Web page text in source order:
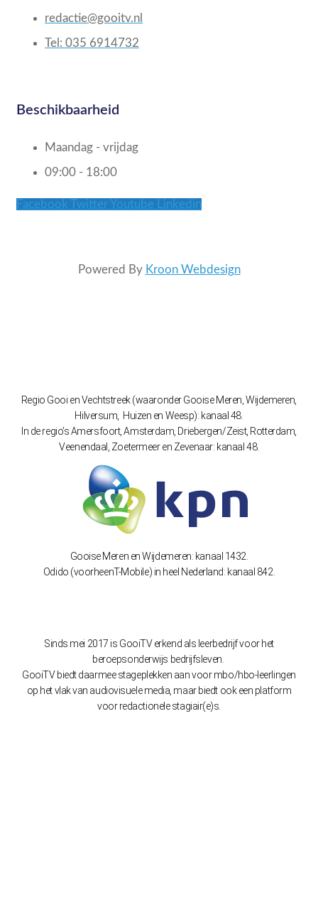
redactie@gooitv.nl
Tel: 035 6914732
Beschikbaarheid
Maandag - vrijdag
09:00 - 18:00
Facebook Twitter Youtube Linkedin
Powered By Kroon Webdesign
Regio Gooi en Vechtstreek (waaronder Gooise Meren, Wijdemeren,
Hilversum, Huizen en Weesp): kanaal 48.
In de regio’s Amersfoort, Amsterdam, Driebergen/Zeist, Rotterdam,
Veenendaal, Zoetermeer en Zevenaar: kanaal 48.
Gooise Meren en Wijdemeren: kanaal 1432.
Odido (voorheenT-Mobile) in heel Nederland: kanaal 842.
Sinds mei 2017 is GooiTV erkend als leerbedrijf voor het
beroepsonderwijs bedrijfsleven.
GooiTV biedt daarmee stageplekken aan voor mbo/hbo-leerlingen
op het vlak van audiovisuele media, maar biedt ook een platform
voor redactionele stagiair(e)s.